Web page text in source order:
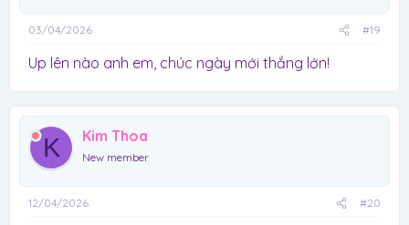
03/04/2026 #19
Up lên nào anh em, chúc ngày mới thắng lớn!
K Kim Thoa
New member
12/04/2026 #20